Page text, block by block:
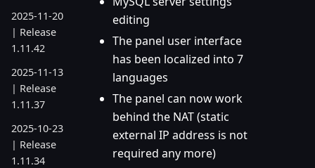
2025-11-20
| Release
1.11.42
2025-11-13
| Release
1.11.37
2025-10-23
| Release
1.11.34
editing
The panel user interface
has been localized into 7
languages
The panel can now work
behind the NAT (static
external IP address is not
required any more)